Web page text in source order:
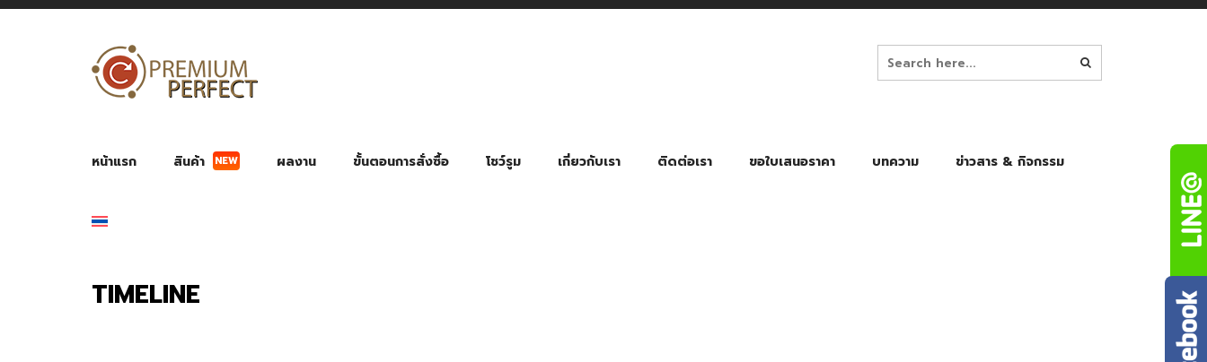
หน้าแรก สินค้า NEW ผลงาน ขั้นตอนการสั่งซื้อ โชว์รูม เกี่ยวกับเรา ติดต่อเรา ขอใบเสนอราคา บทความ ข่าวสาร & กิจกรรม
TIMELINE